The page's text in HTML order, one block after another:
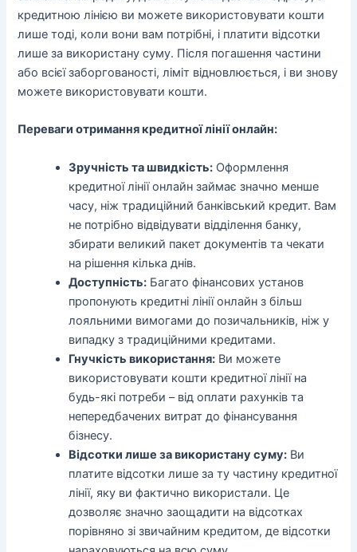
кредитною лінією ви можете використовувати кошти
лише тоді, коли вони вам потрібні, і платити відсотки
лише за використану суму. Після погашення частини
або всієї заборгованості, ліміт відновлюється, і ви знову
можете використовувати кошти.
Переваги отримання кредитної лінії онлайн:
Зручність та швидкість: Оформлення
кредитної лінії онлайн займає значно менше
часу, ніж традиційний банківський кредит. Вам
не потрібно відвідувати відділення банку,
збирати великий пакет документів та чекати
на рішення кілька днів.
Доступність: Багато фінансових установ
пропонують кредитні лінії онлайн з більш
лояльними вимогами до позичальників, ніж у
випадку з традиційними кредитами.
Гнучкість використання: Ви можете
використовувати кошти кредитної лінії на
будь-які потреби – від оплати рахунків та
непередбачених витрат до фінансування
бізнесу.
Відсотки лише за використану суму: Ви
платите відсотки лише за ту частину кредитної
лінії, яку ви фактично використали. Це
дозволяє значно заощадити на відсотках
порівняно зі звичайним кредитом, де відсотки